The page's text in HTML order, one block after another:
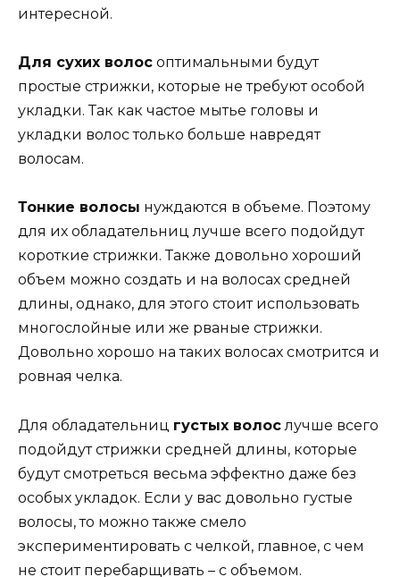
интересной.
Для сухих волос оптимальными будут
простые стрижки, которые не требуют особой
укладки. Так как частое мытье головы и
укладки волос только больше навредят
волосам.
Тонкие волосы нуждаются в объеме. Поэтому
для их обладательниц лучше всего подойдут
короткие стрижки. Также довольно хороший
объем можно создать и на волосах средней
длины, однако, для этого стоит использовать
многослойные или же рваные стрижки.
Довольно хорошо на таких волосах смотрится и
ровная челка.
Для обладательниц густых волос лучше всего
подойдут стрижки средней длины, которые
будут смотреться весьма эффектно даже без
особых укладок. Если у вас довольно густые
волосы, то можно также смело
экспериментировать с челкой, главное, с чем
не стоит перебарщивать – с объемом.